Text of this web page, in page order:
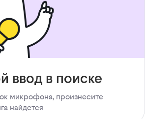
ввод в поиске
микрофона, произнесите
найдется